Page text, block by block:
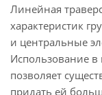
Линейная
характеристик
и центральные
Использование в
позволяет
придать ей